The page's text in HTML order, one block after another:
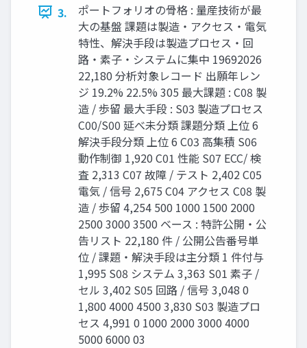
3.
ポートフォリオの骨格 : 量産技術が最
大の基盤 課題は製造・アクセス・電気
特性、解決手段は製造プロセス・回
路・素子・システムに集中 19692026
22,180 分析対象レコード 出願年レン
ジ 19.2% 22.5% 305 最大課題 : C08 製
造 / 歩留 最大手段 : S03 製造プロセス
C00/S00 延べ未分類 課題分類 上位 6
解決手段分類 上位 6 C03 高集積 S06
動作制御 1,920 C01 性能 S07 ECC/ 検
査 2,313 C07 故障 / テスト 2,402 C05
電気 / 信号 2,675 C04 アクセス C08 製
造 / 歩留 4,254 500 1000 1500 2000
2500 3000 3500 ベース : 特許公開・公
告リスト 22,180 件 / 公開公告番号単
位 / 課題・解決手段は主分類 1 件付与
1,995 S08 システム 3,363 S01 素子 /
セル 3,402 S05 回路 / 信号 3,048 0
1,800 4000 4500 3,830 S03 製造プロ
セス 4,991 0 1000 2000 3000 4000
5000 6000 03